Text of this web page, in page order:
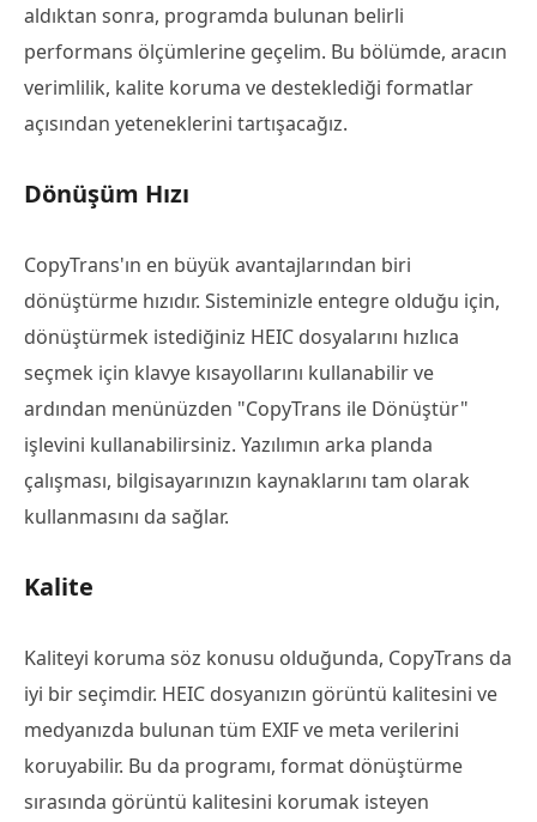
aldıktan sonra, programda bulunan belirli
performans ölçümlerine geçelim. Bu bölümde, aracın
verimlilik, kalite koruma ve desteklediği formatlar
açısından yeteneklerini tartışacağız.
Dönüşüm Hızı
CopyTrans'ın en büyük avantajlarından biri
dönüştürme hızıdır. Sisteminizle entegre olduğu için,
dönüştürmek istediğiniz HEIC dosyalarını hızlıca
seçmek için klavye kısayollarını kullanabilir ve
ardından menünüzden "CopyTrans ile Dönüştür"
işlevini kullanabilirsiniz. Yazılımın arka planda
çalışması, bilgisayarınızın kaynaklarını tam olarak
kullanmasını da sağlar.
Kalite
Kaliteyi koruma söz konusu olduğunda, CopyTrans da
iyi bir seçimdir. HEIC dosyanızın görüntü kalitesini ve
medyanızda bulunan tüm EXIF ve meta verilerini
koruyabilir. Bu da programı, format dönüştürme
sırasında görüntü kalitesini korumak isteyen